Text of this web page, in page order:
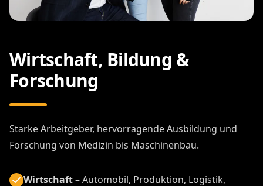
Wirtschaft, Bildung &
Forschung
Starke Arbeitgeber, hervorragende Ausbildung und
Forschung von Medizin bis Maschinenbau.
Wirtschaft– Automobil, Produktion, Logistik,